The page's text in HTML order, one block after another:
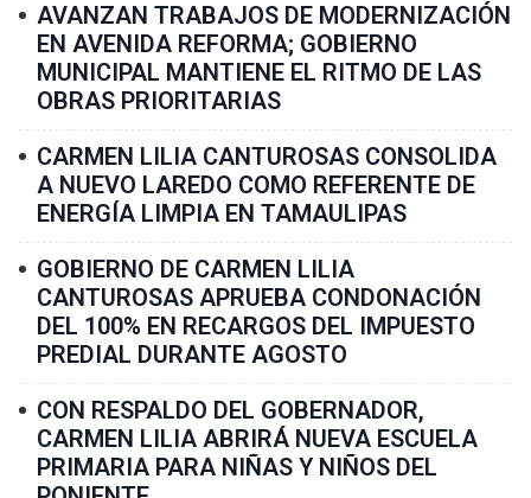
AVANZAN TRABAJOS DE MODERNIZACIÓN
EN AVENIDA REFORMA; GOBIERNO
MUNICIPAL MANTIENE EL RITMO DE LAS
OBRAS PRIORITARIAS
CARMEN LILIA CANTUROSAS CONSOLIDA
A NUEVO LAREDO COMO REFERENTE DE
ENERGÍA LIMPIA EN TAMAULIPAS
GOBIERNO DE CARMEN LILIA
CANTUROSAS APRUEBA CONDONACIÓN
DEL 100% EN RECARGOS DEL IMPUESTO
PREDIAL DURANTE AGOSTO
CON RESPALDO DEL GOBERNADOR,
CARMEN LILIA ABRIRÁ NUEVA ESCUELA
PRIMARIA PARA NIÑAS Y NIÑOS DEL